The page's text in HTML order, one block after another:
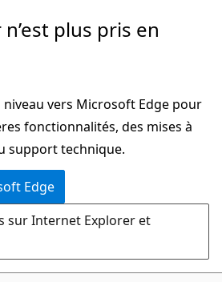
plus pris en
niveau vers Microsoft Edge pour
fonctionnalités, des mises à
support technique.
Edge
sur Internet Explorer et